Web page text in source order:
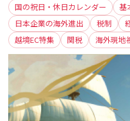
国の祝日・休日カレンダー
基
日本企業の海外進出
税制
越境EC特集
関税 海外現地